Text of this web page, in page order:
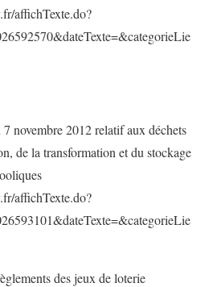
affichTexte.do?
novembre 2012 relatif aux déchets
de la transformation et du stockage
affichTexte.do?
des jeux de loterie